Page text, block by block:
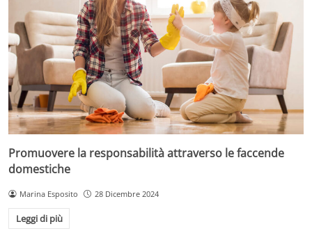
Promuovere la responsabilità attraverso le faccende
domestiche
Marina Esposito 28 Dicembre 2024
Leggi di più